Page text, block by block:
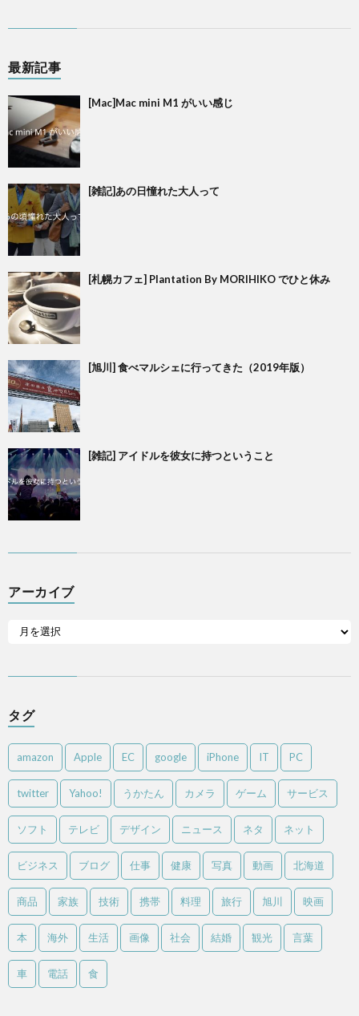
最新記事
[Mac]Mac mini M1 がいい感じ
[雑記]あの日憧れた大人って
[札幌カフェ] Plantation By MORIHIKO でひと休み
[旭川] 食べマルシェに行ってきた（2019年版）
[雑記] アイドルを彼女に持つということ
アーカイブ
タグ
amazon Apple EC google iPhone IT PC
twitter Yahoo! うかたん カメラ ゲーム サービス
ソフト テレビ デザイン ニュース ネタ ネット
ビジネス ブログ 仕事 健康 写真 動画 北海道
商品 家族 技術 携帯 料理 旅行 旭川 映画
本 海外 生活 画像 社会 結婚 観光 言葉
車 電話 食